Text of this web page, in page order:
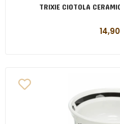
TRIXIE CIOTOLA
14,90